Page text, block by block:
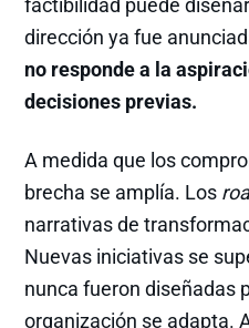
factibilidad puede
dirección ya fue
no responde a la
decisiones previas.
A medida que los
brecha se amplía. Los
narrativas de
Nuevas iniciativas se
nunca fueron diseñadas
organización se adapta.